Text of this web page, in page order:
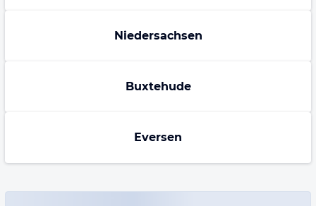
Niedersachsen
Buxtehude
Eversen